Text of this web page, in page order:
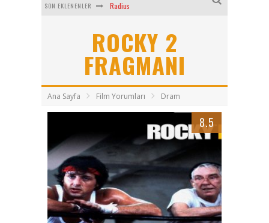
SON EKLENENLER Radius
Bayanların Sohbet Numaralarını Nereden Bulurum
Ziyaret (The Visit)
2017 Filmleri FullHDFilmin.com
Kriptoya yeni katılacaklara Bitget’te başlamak için 6 sebep!
ROCKY 2
FRAGMANI
Ana Sayfa Film Yorumları Dram
8.5